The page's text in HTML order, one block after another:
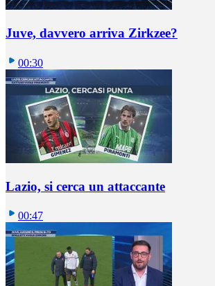
Juve, davvero arriva Zirkzee?
00:30
Lazio, si cerca un attaccante
00:47